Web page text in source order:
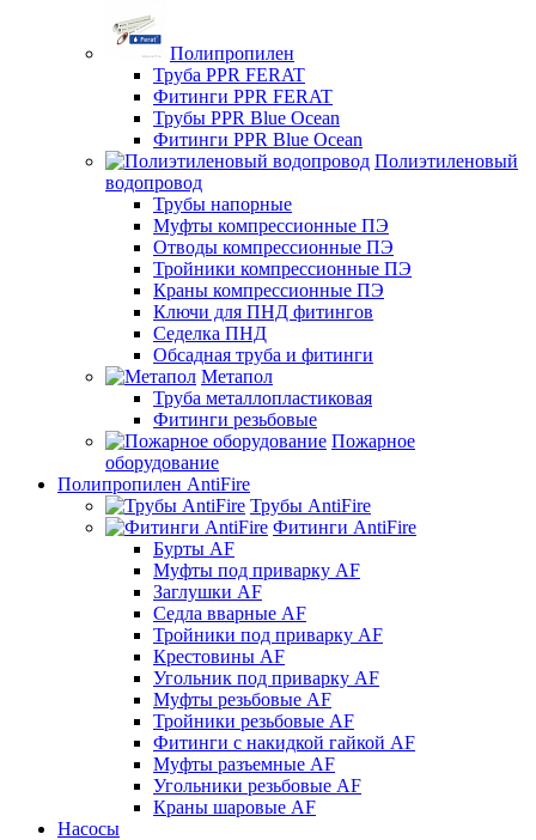
Полипропилен
Труба PPR FERAT
Фитинги PPR FERAT
Трубы PPR Blue Ocean
Фитинги PPR Blue Ocean
Полиэтиленовый
водопровод
Трубы напорные
Муфты компрессионные ПЭ
Отводы компрессионные ПЭ
Тройники компрессионные ПЭ
Краны компрессионные ПЭ
Ключи для ПНД фитингов
Седелка ПНД
Обсадная труба и фитинги
Метапол
Труба металлопластиковая
Фитинги резьбовые
Пожарное
оборудование
Полипропилен AntiFire
Трубы AntiFire
Фитинги AntiFire
Бурты AF
Муфты под приварку AF
Заглушки AF
Седла вварные AF
Тройники под приварку AF
Крестовины AF
Угольник под приварку AF
Муфты резьбовые AF
Тройники резьбовые AF
Фитинги с накидкой гайкой AF
Муфты разъемные AF
Угольники резьбовые AF
Краны шаровые AF
Насосы